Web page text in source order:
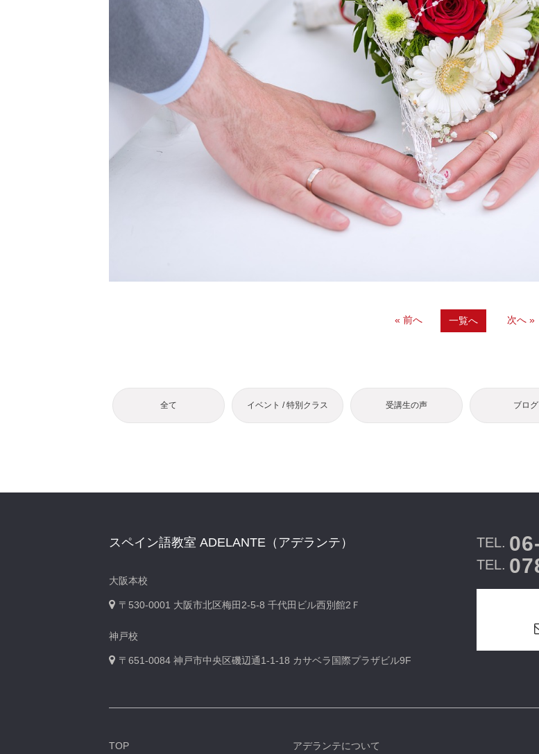
« 前へ 一覧へ 次へ »
全て イベント / 特別クラス 受講生の声 ブログ
スペイン語教室 ADELANTE（アデランテ）
大阪本校
〒530-0001 大阪市北区梅田2-5-8 千代田ビル西別館2Ｆ
神戸校
〒651-0084 神戸市中央区磯辺通1-1-18 カサベラ国際プラザビル9F
TEL.
TEL.
TOP アデランテについて